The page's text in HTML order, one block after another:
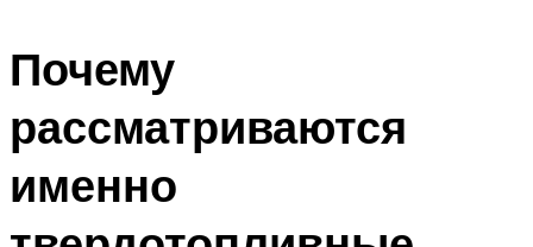
Почему
рассматриваются
именно